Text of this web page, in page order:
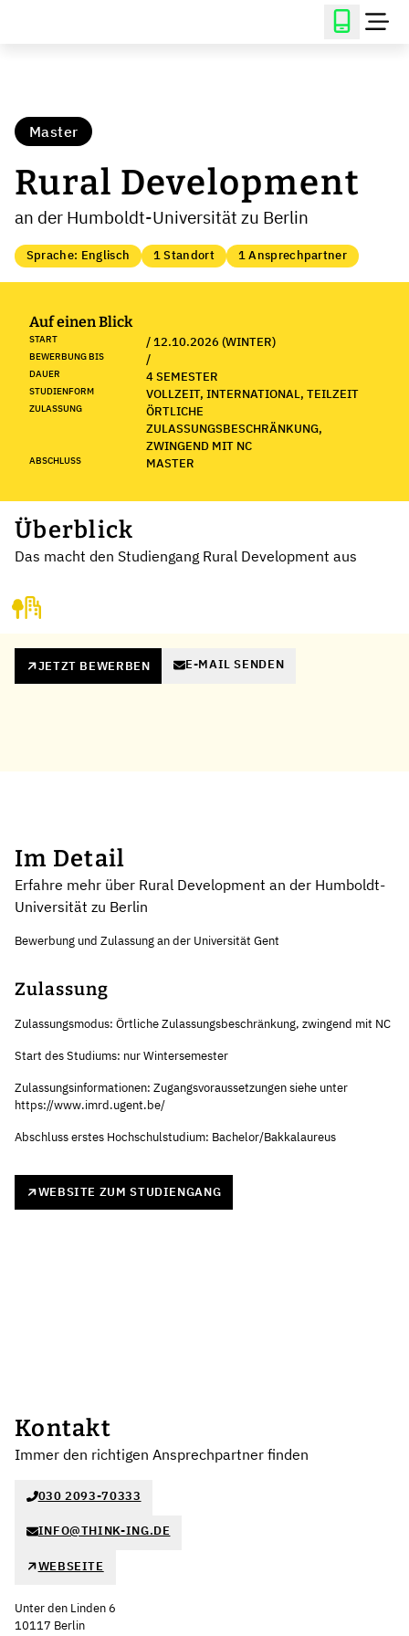
Master
Rural Development
an der Humboldt-Universität zu Berlin
Sprache: Englisch 1 Standort 1 Ansprechpartner
Auf einen Blick
START / 12.10.2026 (WINTER)
BEWERBUNG BIS /
DAUER 4 SEMESTER
STUDIENFORM VOLLZEIT, INTERNATIONAL, TEILZEIT
ZULASSUNG
ÖRTLICHE
ZULASSUNGSBESCHRÄNKUNG,
ZWINGEND MIT NC
ABSCHLUSS MASTER
Überblick
Das macht den Studiengang Rural Development aus
JETZT BEWERBEN E-MAIL SENDEN
Im Detail
Erfahre mehr über Rural Development an der Humboldt-
Universität zu Berlin
Bewerbung und Zulassung an der Universität Gent
Zulassung
Zulassungsmodus: Örtliche Zulassungsbeschränkung, zwingend mit NC
Start des Studiums: nur Wintersemester
Zulassungsinformationen: Zugangs­­­­­­voraus­setzungen siehe unter
https://www.imrd.ugent.be/
Abschluss erstes Hochschulstudium: Bachelor/Bakkalaureus
WEBSITE ZUM STUDIENGANG
Kontakt
Immer den richtigen Ansprechpartner finden
030 2093-70333
INFO@THINK-ING.DE
WEBSEITE
Unter den Linden 6
10117 Berlin